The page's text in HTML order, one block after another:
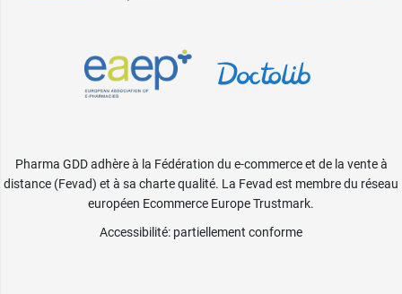
Pharma GDD adhère à la Fédération du e-commerce et de la vente à
distance (Fevad) et à sa charte qualité. La Fevad est membre du réseau
européen Ecommerce Europe Trustmark.
Accessibilité: partiellement conforme